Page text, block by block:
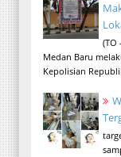
(TO
Medan Baru
Kepolisian